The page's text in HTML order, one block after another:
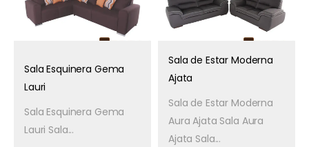
Sala Esquinera Gema
Lauri
Sala Esquinera Gema
Lauri Sala...
Sala de Estar Moderna
Ajata
Sala de Estar Moderna
Aura Ajata Sala Aura
Ajata Sala...